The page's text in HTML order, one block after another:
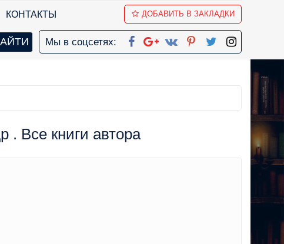
КОНТАКТЫ ДОБАВИТЬ В ЗАКЛАДКИ
Мы в соцсетях:
. Все книги автора